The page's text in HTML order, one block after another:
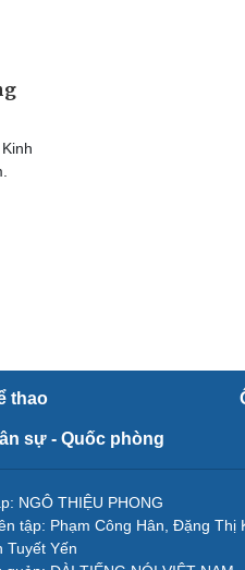
thao
sự - Quốc phòng
NGÔ THIỆU PHONG
tập: Phạm Công Hân, Đặng Thị
Tuyết Yến